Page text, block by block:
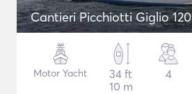
Cantieri Picchiotti Giglio 120
Motor Yacht
34 ft
10 m
4